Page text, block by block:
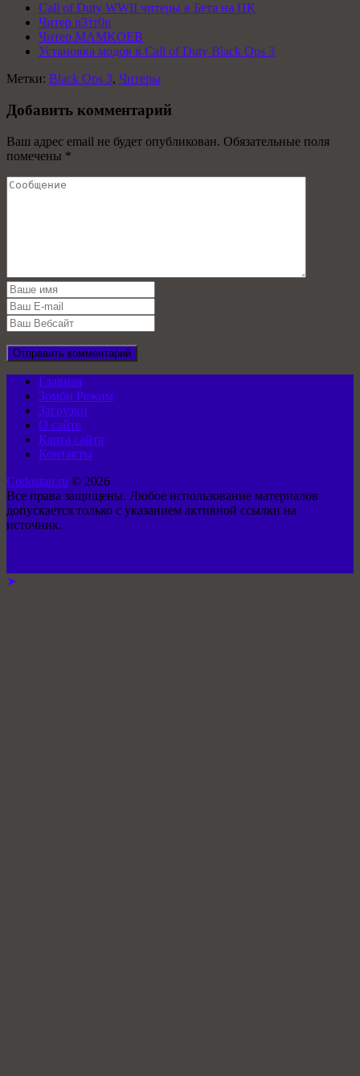
Call of Duty WWII читеры в Бета на ПК
Читер n3†r0n
Читер MAMKOEB
Установка модов в Call of Duty Black Ops 3
Метки: Black Ops 3, Читеры
Добавить комментарий
Ваш адрес email не будет опубликован. Обязательные поля
помечены *
Главная
Зомби Режим
Загрузки
О сайте
Карта сайта
Контакты
Codostan.ru © 2026
Все права защищены. Любое использование материалов
допускается только с указанием активной ссылки на
источник.
➤